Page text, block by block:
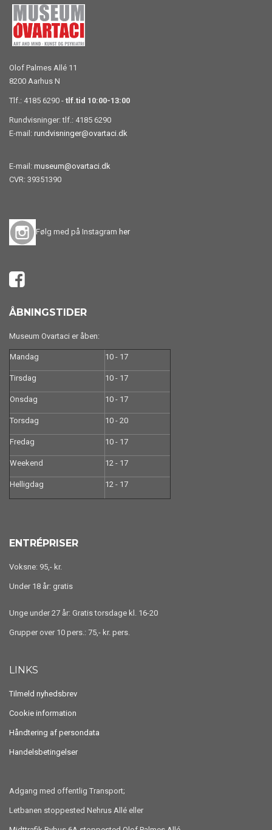
Olof Palmes Allé 11
8200 Aarhus N
Tlf.: 4185 6290 - tlf.tid 10:00-13:00
Rundvisninger: tlf.: 4185 6290
E-mail: rundvisninger@ovartaci.dk
E-mail: museum@ovartaci.dk
CVR: 39351390
Følg med på Instagram her
ÅBNINGSTIDER
Museum Ovartaci er åben:
Mandag 10 - 17
Tirsdag 10 - 17
Onsdag 10 - 17
Torsdag 10 - 20
Fredag 10 - 17
Weekend 12 - 17
Helligdag 12 - 17
ENTRÉPRISER
Voksne: 95,- kr.
Under 18 år: gratis
Unge under 27 år: Gratis torsdage kl. 16-20
Grupper over 10 pers.: 75,- kr. pers.
LINKS
Tilmeld nyhedsbrev
Cookie information
Håndtering af persondata
Handelsbetingelser
Adgang med offentlig Transport;
Letbanen stoppested Nehrus Allé eller